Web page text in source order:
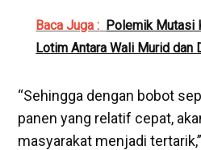
Baca Juga : Polemik Mutasi
Lotim Antara Wali Murid dan
“Sehingga dengan bobot
panen yang relatif cepat,
masyarakat menjadi